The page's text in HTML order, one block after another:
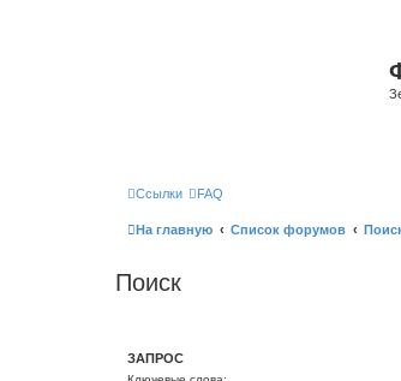
Ссылки FAQ
На главную Список форумов
Поиск
ЗАПРОС